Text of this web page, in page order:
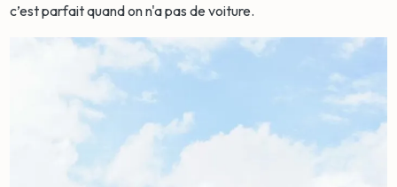
c’est parfait quand on n'a pas de voiture.